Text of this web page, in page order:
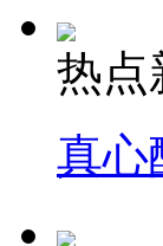
热点
真心